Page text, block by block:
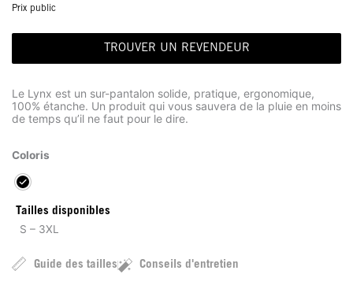
Prix public
TROUVER UN REVENDEUR
Le Lynx est un sur-pantalon solide, pratique, ergonomique,
100% étanche. Un produit qui vous sauvera de la pluie en moins
de temps qu’il ne faut pour le dire.
Coloris
Tailles disponibles
S – 3XL
Guide des tailles Conseils d'entretien